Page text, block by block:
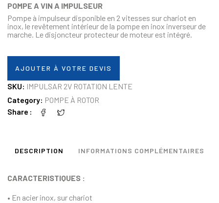
POMPE A VIN A IMPULSEUR
Pompe à impulseur disponible en 2 vitesses sur chariot en
inox, le revêtement intérieur de la pompe en inox inverseur de
marche. Le disjoncteur protecteur de moteur est intégré.
AJOUTER À VOTRE DEVIS
SKU: IMPULSAR 2V ROTATION LENTE
Category: POMPE À ROTOR
Share
DESCRIPTION INFORMATIONS COMPLÉMENTAIRES
CARACTERISTIQUES :
• En acier inox, sur chariot